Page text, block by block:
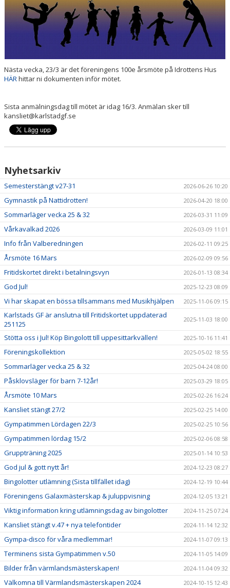
PRISER & TERMINSTIDER
BLI LEDARE
FÖRENINGSKOLLEKTION
SPONSORER
FRITIDSKORTET
Nästa vecka, 23/3 är det föreningens 100e årsmöte på Idrottens Hus
HÄRhittar ni dokumenten inför mötet.
Sista anmälningsdag till mötet är idag 16/3. Anmälan sker till
kansliet@karlstadgf.se
Nyhetsarkiv
Semesterstängt v27-31 2026-06-26 10:20
Gymnastik på Nattidrotten! 2026-04-20 18:00
Sommarläger vecka 25 & 32 2026-03-31 11:09
Vårkavalkad 2026 2026-03-09 11:01
Info från Valberedningen 2026-02-11 09:25
Årsmöte 16 Mars 2026-02-09 09:56
Fritidskortet direkt i betalningsvyn 2026-01-13 08:34
God Jul! 2025-12-23 08:09
Vi har skapat en bössa tillsammans med Musikhjälpen 2025-11-06 09:15
Karlstads GF är anslutna till Fritidskortet uppdaterad
251125
2025-11-03 18:00
Stötta oss i Jul! Köp Bingolott till uppesittarkvällen! 2025-10-16 11:41
Föreningskollektion 2025-05-02 18:55
Sommarläger vecka 25 & 32 2025-04-24 08:00
Påsklovsläger för barn 7-12år! 2025-03-29 18:05
Årsmöte 10 Mars 2025-02-26 16:24
Kansliet stängt 27/2 2025-02-25 14:00
Gympatimmen Lördagen 22/3 2025-02-25 10:56
Gympatimmen lördag 15/2 2025-02-06 08:58
Gruppträning 2025 2025-01-14 10:53
God jul & gott nytt år! 2024-12-23 08:27
Bingolotter utlämning (Sista tillfället idag) 2024-12-19 10:44
Föreningens Galaxmästerskap & juluppvisning 2024-12-05 13:21
Viktig information kring utlämningsdag av bingolotter 2024-11-25 07:24
Kansliet stängt v.47 + nya telefontider 2024-11-14 12:32
Gympa-disco för våra medlemmar! 2024-11-07 09:13
Terminens sista Gympatimmen v.50 2024-11-05 14:09
Bilder från värmlandsmästerskapen! 2024-11-04 09:32
Välkomna till Värmlandsmästerskapen 2024 2024-10-15 12:43